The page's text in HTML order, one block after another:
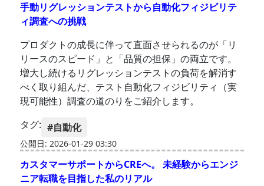
手動リグレッションテストから自動化フィジビリテ
ィ調査への挑戦
プロダクトの成長に伴って直面させられるのが「リ
リースのスピード」と「品質の担保」の両立です。
増大し続けるリグレッションテストの負荷を解消す
べく取り組んだ、テスト自動化フィジビリティ（実
現可能性）調査の道のりをご紹介します。
タグ: #自動化
公開日: 2026-01-29 03:30
カスタマーサポートからCREへ。 未経験からエンジ
ニア転職を目指した私のリアル